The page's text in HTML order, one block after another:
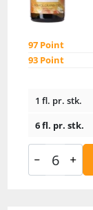
97 Point
93 Point
1 fl. pr. stk.
6 fl. pr. stk.